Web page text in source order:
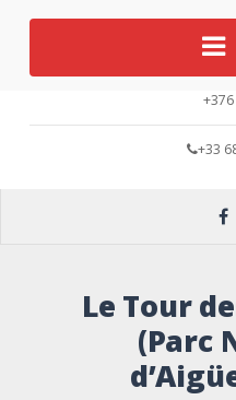
+376
+33
Le Tour
(Parc